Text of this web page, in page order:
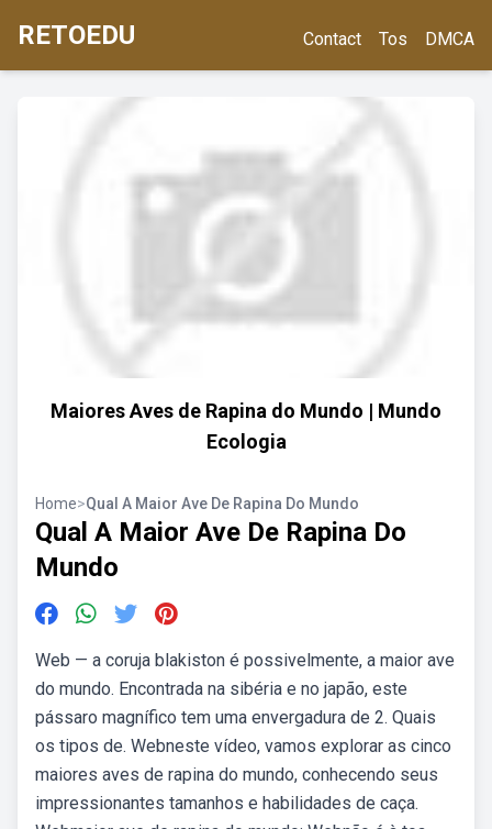
RETOEDU Contact Tos DMCA
Maiores Aves de Rapina do Mundo | Mundo
Ecologia
Home>Qual A Maior Ave De Rapina Do Mundo
Qual A Maior Ave De Rapina Do
Mundo
Web — a coruja blakiston é possivelmente, a maior ave
do mundo. Encontrada na sibéria e no japão, este
pássaro magnífico tem uma envergadura de 2. Quais
os tipos de. Webneste vídeo, vamos explorar as cinco
maiores aves de rapina do mundo, conhecendo seus
impressionantes tamanhos e habilidades de caça.